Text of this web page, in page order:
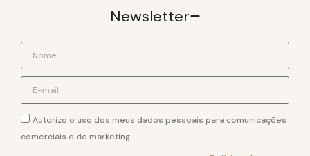
Newsletter
Autorizo o uso dos meus dados pessoais para comunicações
comerciais e de marketing.